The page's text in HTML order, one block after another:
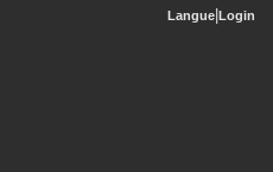
Langue Login